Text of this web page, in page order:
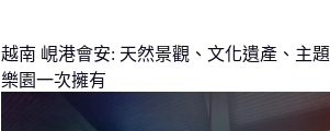
越南 峴港會安: 天然景觀、文化遺產、主題
樂園一次擁有